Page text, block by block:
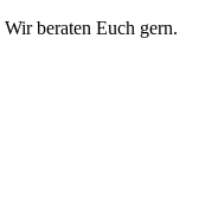
beraten Euch gern.